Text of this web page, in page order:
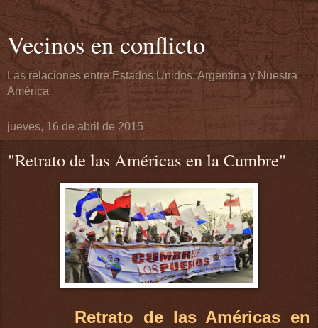
Vecinos en conflicto
Las relaciones entre Estados Unidos, Argentina y Nuestra
América
jueves, 16 de abril de 2015
"Retrato de las Américas en la Cumbre"
Retrato de las Américas en